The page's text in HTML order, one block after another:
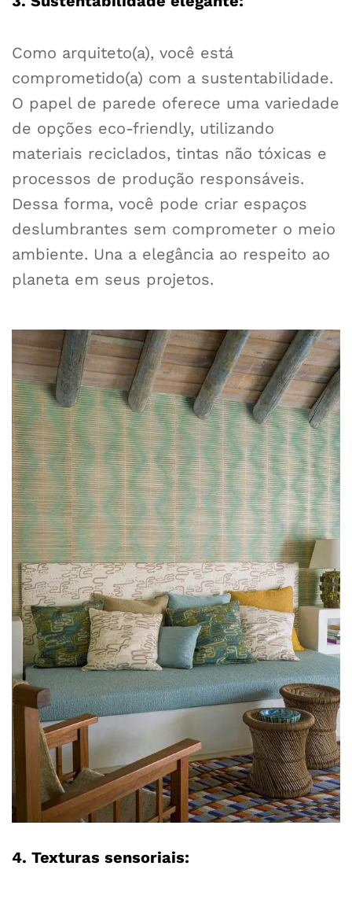
Como arquiteto(a), você está
comprometido(a) com a sustentabilidade.
O papel de parede oferece uma variedade
de opções eco-friendly, utilizando
materiais reciclados, tintas não tóxicas e
processos de produção responsáveis.
Dessa forma, você pode criar espaços
deslumbrantes sem comprometer o meio
ambiente. Una a elegância ao respeito ao
planeta em seus projetos.
4. Texturas sensoriais: